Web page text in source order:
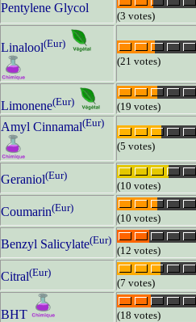
Pentylene Glycol
(3 votes)
Linalool(Eur)
(21 votes)
Limonene(Eur) (19 votes)
Amyl Cinnamal(Eur)
(5 votes)
Geraniol(Eur)
(10 votes)
Coumarin(Eur)
(10 votes)
Benzyl Salicylate(Eur)
(12 votes)
Citral(Eur)
(7 votes)
BHT (18 votes)